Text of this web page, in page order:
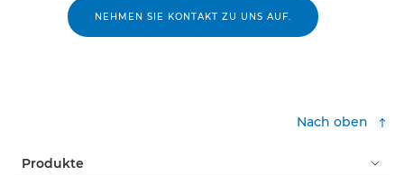
NEHMEN SIE KONTAKT ZU UNS AUF.
Nach oben
Produkte